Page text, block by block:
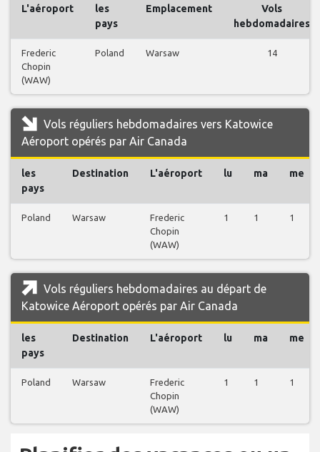
L'aéroport
les
pays
Emplacement
Vols
hebdomadaires
Frederic
Chopin
(WAW)
Poland Warsaw 14
Vols réguliers hebdomadaires vers Katowice
Aéroport opérés par Air Canada
les
pays
Destination L'aéroport lu ma me
Poland Warsaw
Frederic
Chopin
(WAW)
1 1 1
Vols réguliers hebdomadaires au départ de
Katowice Aéroport opérés par Air Canada
les
pays
Destination L'aéroport lu ma me
Poland Warsaw
Frederic
Chopin
(WAW)
1 1 1